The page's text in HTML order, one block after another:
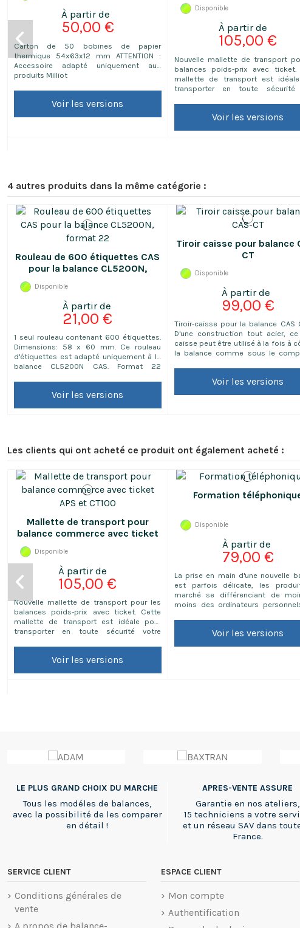
50,00 €
Carton de 50 bobines de papier
thermique 54x63x12 mm ATTENTION :
Accessoire adapté uniquement aux
produits Milliot
Voir les versions
Disponible
105,00 €
Nouvelle mallette de transport
balances poids-prix avec ticket.
mallette de transport est idéale
transporter en toute sécurité
est adaptée uniquement à les
Voir les versions
4 autres produits dans la même catégorie :
Rouleau de 600 étiquettes CAS
pour la balance CL5200N,
Disponible
21,00 €
1 seul rouleau contenant 600 étiquettes.
Dimensions: 58 x 60 mm. Ce rouleau
d'étiquettes est adapté uniquement à la
balance CL5200N CAS. Format 22
code-barres, prix à payer et votre
Voir les versions
Tiroir caisse pour balance
CT
Disponible
99,00 €
Tiroir-caisse pour la balance CAS
D'une construction tout acier,
caisse peut être utilisé à la fois à
la balance comme sous le
CT100 avec ouverture
Voir les versions
Les clients qui ont acheté ce produit ont également acheté :
Mallette de transport pour
balance commerce avec ticket
Disponible
105,00 €
Nouvelle mallette de transport pour les
balances poids-prix avec ticket. Cette
mallette de transport est idéale pour
transporter en toute sécurité votre
est adaptée uniquement à les balances
Voir les versions
Formation
Disponible
79,00 €
La prise en main d'une nouvelle
est parfois délicate, les
marché se différenciant de
moins des ordinateurs
balance ! Une bonne maitrise
Voir les versions
LE PLUS GRAND CHOIX DU MARCHE
Tous les modéles de balances,
avec la possibilité de les comparer
en détail !
APRES-VENTE ASSURE
Garantie en nos ateliers,
15 techniciens a votre
et un réseau SAV dans
France.
SERVICE CLIENT
Conditions générales de
vente
ESPACE CLIENT
Mon compte
Authentification